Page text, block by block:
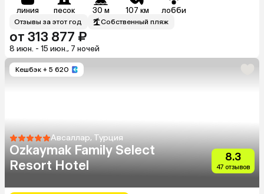
линия песок 30 м 107 км лобби
Отзывы за этот год Собственный пляж
от 313 877 ₽
8 июн. - 15 июн., 7 ночей
Кешбэк + 5 620
Авсаллар, Турция
Ozkaymak Family Select
Resort Hotel
8.3
47 отзывов